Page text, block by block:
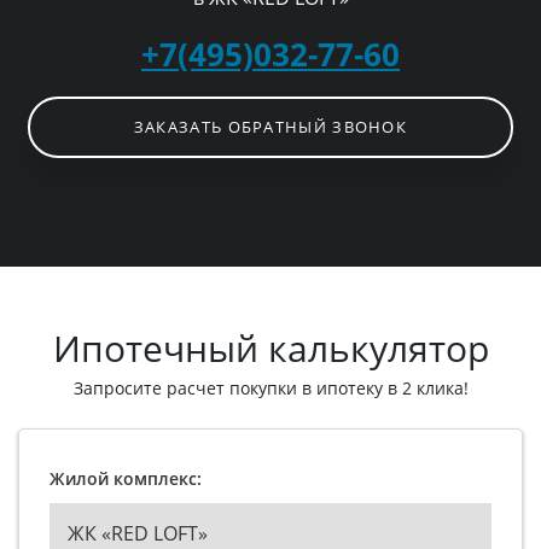
+7(495)032-77-60
ЗАКАЗАТЬ ОБРАТНЫЙ ЗВОНОК
Ипотечный калькулятор
Запросите расчет покупки в ипотеку в 2 клика!
Жилой комплекс:
ЖК «RED LOFT»